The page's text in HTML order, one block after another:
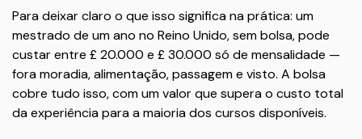
Para deixar claro o que isso significa na prática: um
mestrado de um ano no Reino Unido, sem bolsa, pode
custar entre £ 20.000 e £ 30.000 só de mensalidade —
fora moradia, alimentação, passagem e visto. A bolsa
cobre tudo isso, com um valor que supera o custo total
da experiência para a maioria dos cursos disponíveis.